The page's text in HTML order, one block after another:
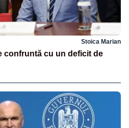
Stoica Marian
confruntă cu un deficit de